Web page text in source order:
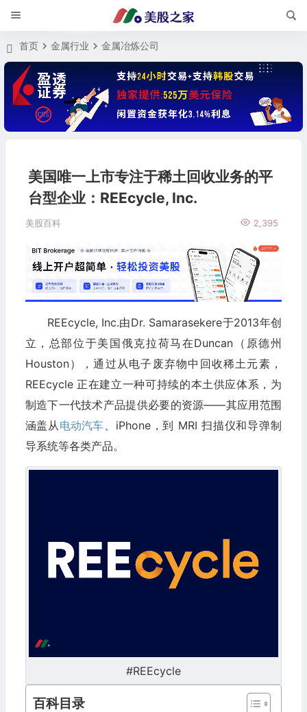
首页 金属行业 金属冶炼公司
美国唯一上市专注于稀土回收业务的平
台型企业：REEcycle, Inc.
美股百科 2,395
REEcycle, Inc.由Dr. Samarasekere于2013年创
立，总部位于美国俄克拉荷马在Duncan（原德州
Houston），通过从电子废弃物中回收稀土元素，
REEcycle 正在建立一种可持续的本土供应体系，为
制造下一代技术产品提供必要的资源——其应用范围
涵盖从 电动汽车 、iPhone，到 MRI 扫描仪和导弹制
导系统等各类产品。
#REEcycle
百科目录